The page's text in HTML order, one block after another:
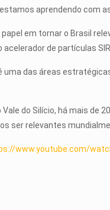
aprendendo com as
em tornar o Brasil
de partículas
uma das áreas
do Silício, há mais
ser relevantes
www.youtube.com/